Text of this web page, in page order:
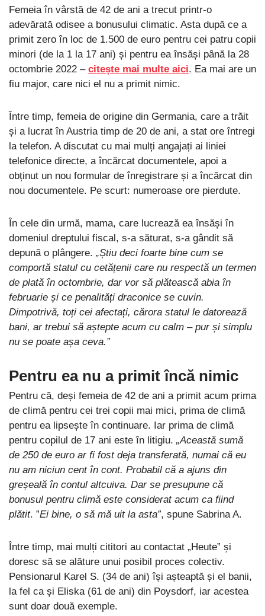
Femeia în vârstă de 42 de ani a trecut printr-o
adevărată odisee a bonusului climatic. Asta după ce a
primit zero în loc de 1.500 de euro pentru cei patru copii
minori (de la 1 la 17 ani) și pentru ea însăși până la 28
octombrie 2022 – citește mai multe aici. Ea mai are un
fiu major, care nici el nu a primit nimic.
Între timp, femeia de origine din Germania, care a trăit
și a lucrat în Austria timp de 20 de ani, a stat ore întregi
la telefon. A discutat cu mai mulți angajați ai liniei
telefonice directe, a încărcat documentele, apoi a
obținut un nou formular de înregistrare și a încărcat din
nou documentele. Pe scurt: numeroase ore pierdute.
În cele din urmă, mama, care lucrează ea însăși în
domeniul dreptului fiscal, s-a săturat, s-a gândit să
depună o plângere. „Știu deci foarte bine cum se
comportă statul cu cetățenii care nu respectă un termen
de plată în octombrie, dar vor să plătească abia în
februarie și ce penalități draconice se cuvin.
Dimpotrivă, toți cei afectați, cărora statul le datorează
bani, ar trebui să aștepte acum cu calm – pur și simplu
nu se poate așa ceva.”
Pentru ea nu a primit încă nimic
Pentru că, deși femeia de 42 de ani a primit acum prima
de climă pentru cei trei copii mai mici, prima de climă
pentru ea lipsește în continuare. Iar prima de climă
pentru copilul de 17 ani este în litigiu. „Această sumă
de 250 de euro ar fi fost deja transferată, numai că eu
nu am niciun cent în cont. Probabil că a ajuns din
greșeală în contul altcuiva. Dar se presupune că
bonusul pentru climă este considerat acum ca fiind
plătit. ”Ei bine, o să mă uit la asta”, spune Sabrina A.
Între timp, mai mulți cititori au contactat „Heute” și
doresc să se alăture unui posibil proces colectiv.
Pensionarul Karel S. (34 de ani) își așteaptă și el banii,
la fel ca și Eliska (61 de ani) din Poysdorf, iar acestea
sunt doar două exemple.